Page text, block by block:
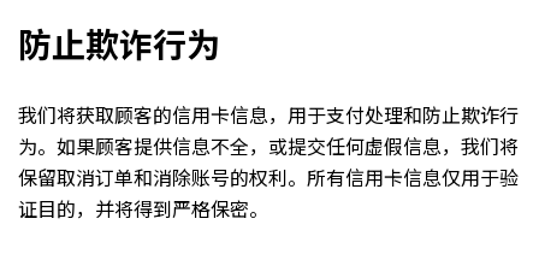
防止欺诈行为
我们将获取顾客的信用卡信息，用于支付处理和防止欺诈行
为。如果顾客提供信息不全，或提交任何虚假信息，我们将
保留取消订单和消除账号的权利。所有信用卡信息仅用于验
证目的，并将得到严格保密。